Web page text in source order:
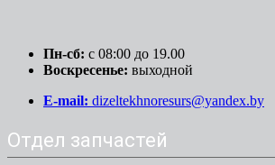
Пн-сб: c 08:00 до 19.00
Воскресенье: выходной
E-mail: dizeltekhnoresurs@yandex.by
Отдел запчастей